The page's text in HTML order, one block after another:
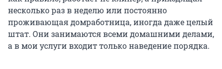
несколько раз в неделю или постоянно
проживающая домработница, иногда даже целый
штат. Они занимаются всеми домашними делами,
а в мои услуги входит только наведение порядка.